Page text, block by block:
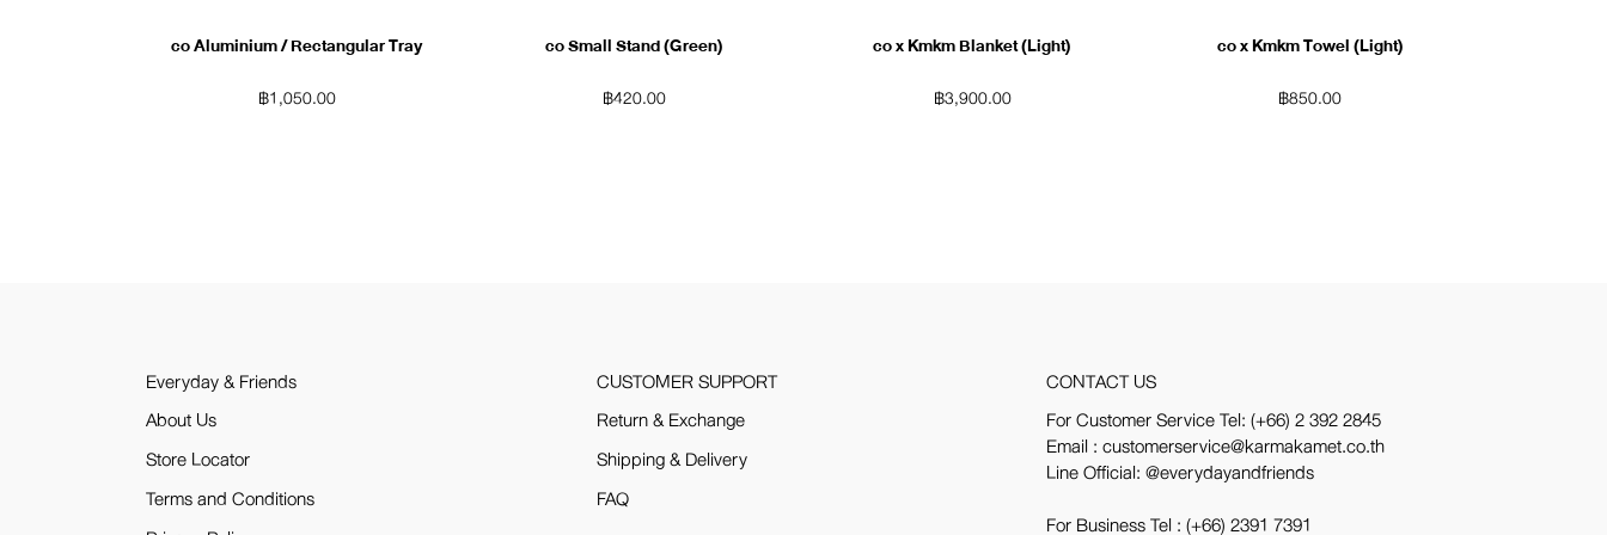
co Aluminium / Rectangular Tray
฿1,050.00
co Small Stand (Green)
฿420.00
co x Kmkm Blanket (Light)
฿3,900.00
co x Kmkm Towel (Light)
฿850.00
Everyday & Friends
About Us
Store Locator
Terms and Conditions
CUSTOMER SUPPORT
Return & Exchange
Shipping & Delivery
FAQ
CONTACT US
For Customer Service Tel:(+66) 2 392 2845
Email : customerservice@karmakamet.co.th
Line Official:@everydayandfriends
For Business Tel :(+66) 2391 7391